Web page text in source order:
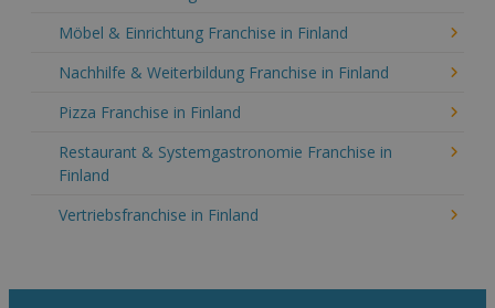
Möbel & Einrichtung Franchise in Finland
Nachhilfe & Weiterbildung Franchise in Finland
Pizza Franchise in Finland
Restaurant & Systemgastronomie Franchise in
Finland
Vertriebsfranchise in Finland